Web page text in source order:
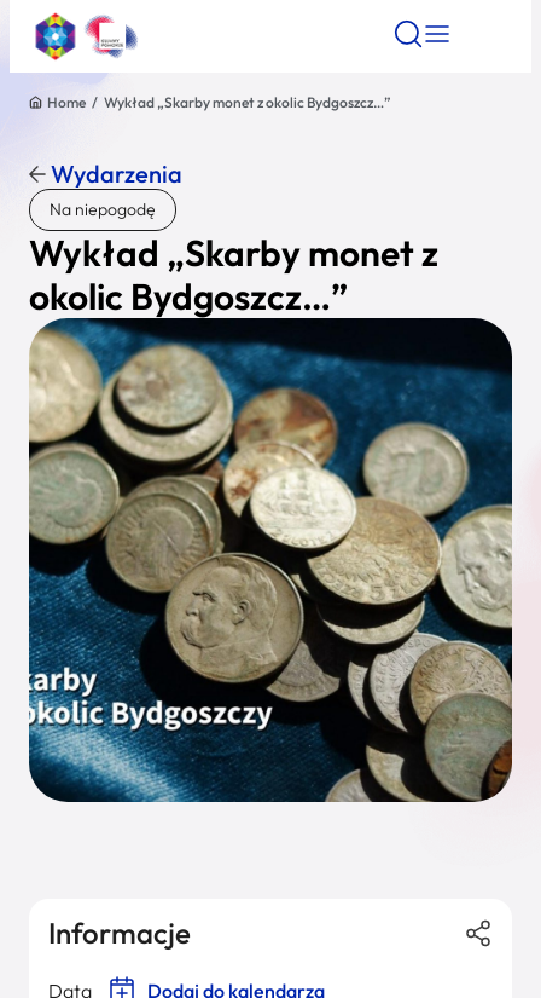
Znajdź atrakcję
Nazwa atrakcji
Miasto
Kategoria
Wyszukaj
Home / Wykład „Skarby monet z okolic Bydgoszcz…”
Wydarzenia
Na niepogodę
Wykład „Skarby monet z
okolic Bydgoszcz…”
Informacje
Data Dodaj do kalendarza